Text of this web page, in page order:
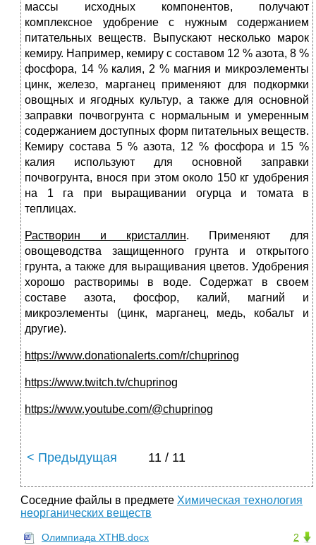
массы исходных компонентов, получают
комплексное удобрение с нужным содержанием
питательных веществ. Выпускают несколько марок
кемиру. Например, кемиру с составом 12 % азота, 8 %
фосфора, 14 % калия, 2 % магния и микроэлементы
цинк, железо, марганец применяют для подкормки
овощных и ягодных культур, а также для основной
заправки почвогрунта с нормальным и умеренным
содержанием доступных форм питательных веществ.
Кемиру состава 5 % азота, 12 % фосфора и 15 %
калия используют для основной заправки
почвогрунта, внося при этом около 150 кг удобрения
на 1 га при выращивании огурца и томата в
теплицах.
Растворин и кристаллин. Применяют для
овощеводства защищенного грунта и открытого
грунта, а также для выращивания цветов. Удобрения
хорошо растворимы в воде. Содержат в своем
составе азота, фосфор, калий, магний и
микроэлементы (цинк, марганец, медь, кобальт и
другие).
https://www.donationalerts.com/r/chuprinog
https://www.twitch.tv/chuprinog
https://www.youtube.com/@chuprinog
< Предыдущая 11 / 11
Соседние файлы в предмете Химическая технология
неорганических веществ
2
Олимпиада ХТНВ.docx